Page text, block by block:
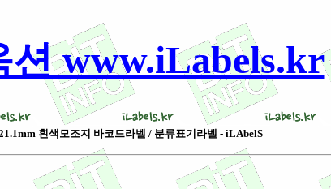
션 www.iLabels.kr
흰색모조지 바코드라벨 / 분류표기라벨 - iLAbelS